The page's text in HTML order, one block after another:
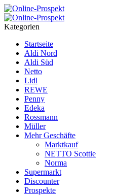
Menu
Search
Kategorien
Startseite
Aldi Nord
Aldi Süd
Netto
Lidl
REWE
Penny
Edeka
Rossmann
Müller
Mehr Geschäfte
Marktkauf
NETTO Scottie
Norma
Supermarkt
Discounter
Prospekte